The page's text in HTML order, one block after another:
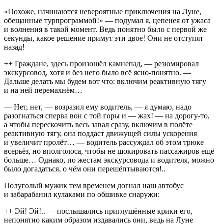
«Похоже, начинаются невероятные приключения на Луне,
обещанные турпрограммой!» — подумал я, цепенея от ужаса
и волнения в такой момент. Ведь понятно было с первой же
секунды, какое решение примут эти двое! Они не отступят
назад!
++ Граждане, здесь произошёл камнепад, — резюмировал
экскурсовод, хотя и без него было всё ясно-понятно. —
Дальше делать мы будем вот что: включим реактивную тягу
и на ней перемахнём…
— Нет, нет, — возразил ему водитель, — я думаю, надо
разогнаться сперва вон с той горы и — жах! — на дорогу-то,
а чтобы перескочить весь завал сразу, включим в полёте
реактивную тягу, она поддаст движущей силы ускорения
и увеличит пролёт… — водитель рассуждал об этом трюке
всерьёз, но вполголоса, чтобы не шокировать пассажиров ещё
больше… Однако, по жестам экскурсовода и водителя, можно
было догадаться, о чём они перешёптываются!..
Полуголый мужик тем временем догнал наш автобус
и забарабанил кулаками по обшивке снаружи:
++ Эй! Эй!.. — послышались приглушённые крики его,
непонятно каким образом издавались они, ведь на Луне